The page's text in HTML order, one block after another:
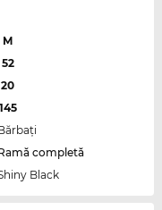
M
52
20
145
completă
Black